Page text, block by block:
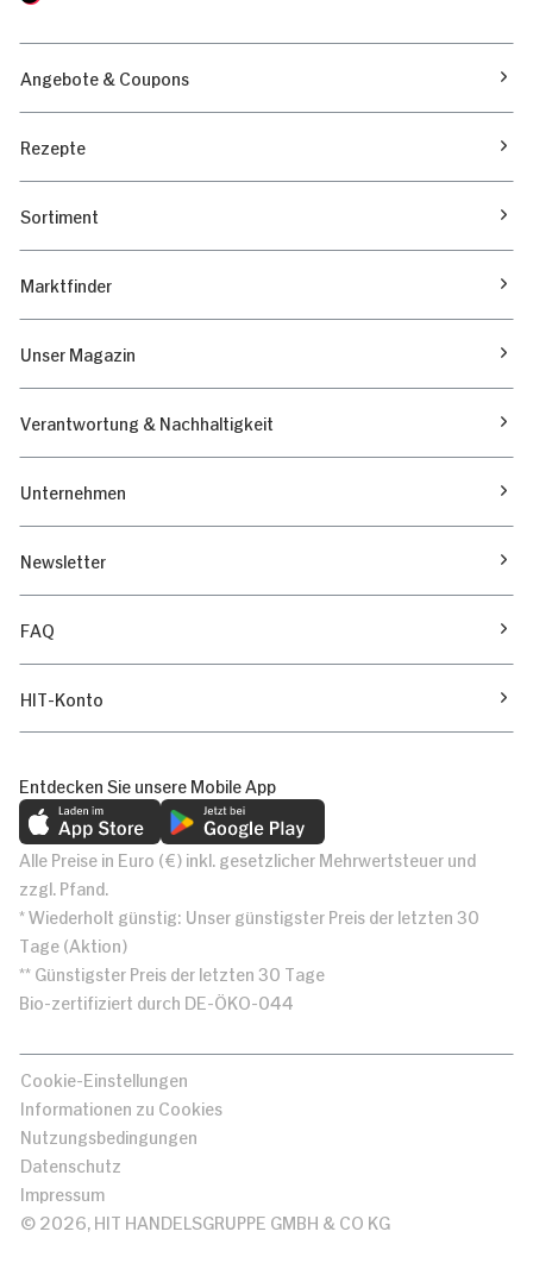
Angebote & Coupons
Rezepte
Sortiment
Marktfinder
Unser Magazin
Verantwortung & Nachhaltigkeit
Unternehmen
Newsletter
FAQ
HIT-Konto
Entdecken Sie unsere Mobile App
Alle Preise in Euro (€) inkl. gesetzlicher Mehrwertsteuer und
zzgl. Pfand.
* Wiederholt günstig: Unser günstigster Preis der letzten 30
Tage (Aktion)
** Günstigster Preis der letzten 30 Tage
Bio-zertifiziert durch DE-ÖKO-044
Cookie-Einstellungen
Informationen zu Cookies
Nutzungsbedingungen
Datenschutz
Impressum
© 2026, HIT HANDELSGRUPPE GMBH & CO KG